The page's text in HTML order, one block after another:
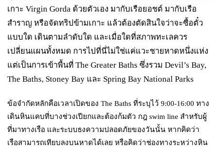
เกาะ Virgin Gorda ด้วยตัวเอง มากับเรือยอชต์ มากับเรือ
สำราญ หรือจัดทริปข้ามเกาะ แล้วต้องตัดสินใจว่าจะซื้อตั๋ว
แบบใด เดินตามลำดับใด และเมื่อใดที่สภาพทะเลควร
เปลี่ยนแผนทั้งหมด การไปที่นี่ไม่ใช่แค่แวะชายหาดหนึ่งแห่ง
แต่เป็นการเข้าพื้นที่ The Greater Baths ซึ่งรวม Devil’s Bay,
The Baths, Stoney Bay และ Spring Bay National Parks
ข้อจำกัดหลักคือเวลาเปิดของ The Baths ที่ระบุไว้ 9:00-16:00 ทาง
เดินหินแคบที่บางช่วงเปียกและต้องก้มตัว กฎ swim line สำหรับผู้
ที่มาทางเรือ และระบบธงความปลอดภัยของวันนั้น หากคิดว่า
เรือสามารถเทียบลงบนหาดได้เลย หรือคิดว่าช่องทางระหว่างหิน